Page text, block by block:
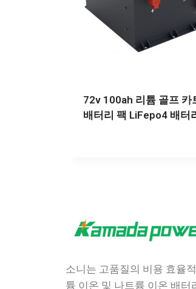
72v 100ah 리튬 골프 카
배터리 팩 LiFepo4 배터
소니는 고품질의 비용 효율
튬 이온 및 나트륨 이온 배터